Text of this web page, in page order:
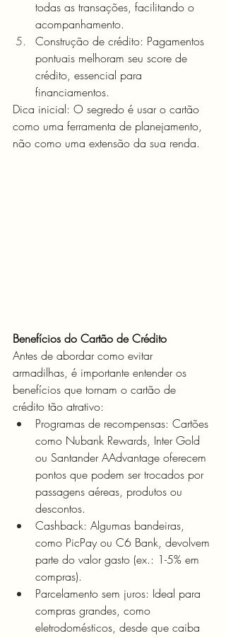
todas as transações, facilitando o
acompanhamento.
Construção de crédito: Pagamentos
pontuais melhoram seu score de
crédito, essencial para
financiamentos.
Dica inicial: O segredo é usar o cartão
como uma ferramenta de planejamento,
não como uma extensão da sua renda.
Benefícios do Cartão de Crédito
Antes de abordar como evitar
armadilhas, é importante entender os
benefícios que tornam o cartão de
crédito tão atrativo:
Programas de recompensas: Cartões
como Nubank Rewards, Inter Gold
ou Santander AAdvantage oferecem
pontos que podem ser trocados por
passagens aéreas, produtos ou
descontos.
Cashback: Algumas bandeiras,
como PicPay ou C6 Bank, devolvem
parte do valor gasto (ex.: 1-5% em
compras).
Parcelamento sem juros: Ideal para
compras grandes, como
eletrodomésticos, desde que caiba